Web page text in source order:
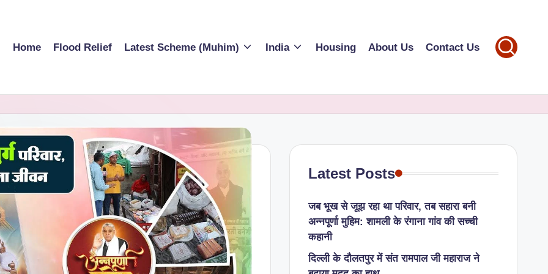
Home Flood Relief Latest Scheme (Muhim) India Housing About Us Contact Us
Latest Posts
जब भूख से जूझ रहा था परिवार, तब सहारा बनी
अन्नपूर्णा मुहिम: शामली के रंगाना गांव की सच्ची
कहानी
​दिल्ली के दौलतपुर में संत रामपाल जी महाराज ने